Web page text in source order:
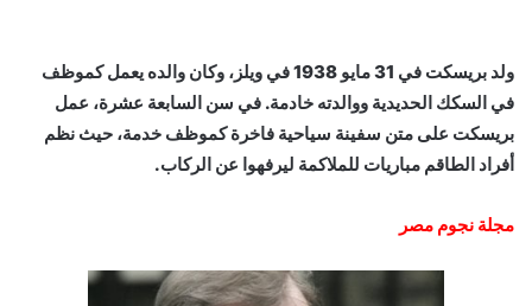
ولد بريسكت في 31 مايو 1938 في ويلز، وكان والده يعمل كموظف
في السكك الحديدية ووالدته خادمة. في سن السابعة عشرة، عمل
بريسكت على متن سفينة سياحية فاخرة كموظف خدمة، حيث نظم
أفراد الطاقم مباريات للملاكمة ليرفهوا عن الركاب.
مجلة نجوم مصر